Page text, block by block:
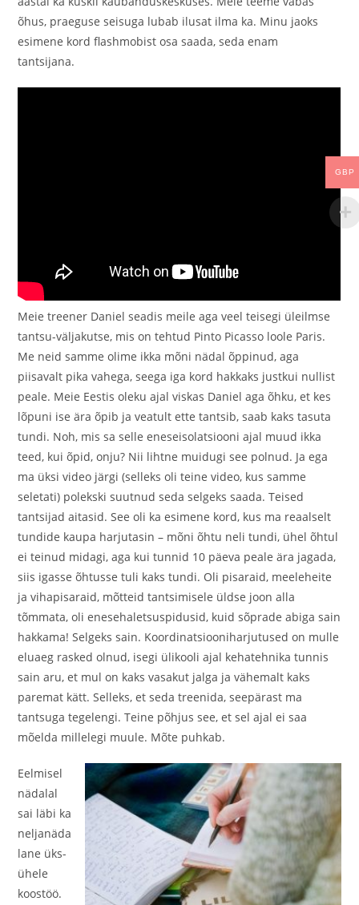
õhus, praeguse seisuga lubab ilusat ilma ka. Minu jaoks
esimene kord flashmobist osa saada, seda enam
tantsijana.
Meie treener Daniel seadis meile aga veel teisegi üleilmse
tantsu-väljakutse, mis on tehtud Pinto Picasso loole Paris.
Me neid samme olime ikka mõni nädal õppinud, aga
piisavalt pika vahega, seega iga kord hakkaks justkui nullist
peale. Meie Eestis oleku ajal viskas Daniel aga õhku, et kes
lõpuni ise ära õpib ja veatult ette tantsib, saab kaks tasuta
tundi. Noh, mis sa selle eneseisolatsiooni ajal muud ikka
teed, kui õpid, onju? Nii lihtne muidugi see polnud. Ja ega
ma üksi video järgi (selleks oli teine video, kus samme
seletati) polekski suutnud seda selgeks saada. Teised
tantsijad aitasid. See oli ka esimene kord, kus ma reaalselt
tundide kaupa harjutasin – mõni õhtu neli tundi, ühel õhtul
ei teinud midagi, aga kui tunnid 10 päeva peale ära jagada,
siis igasse õhtusse tuli kaks tundi. Oli pisaraid, meeleheite
ja vihapisaraid, mõtteid tantsimisele üldse joon alla
tõmmata, oli enesehaletsuspidusid, kuid sõprade abiga sain
hakkama! Selgeks sain. Koordinatsiooniharjutused on mulle
eluaeg rasked olnud, isegi ülikooli ajal kehatehnika tunnis
sain aru, et mul on kaks vasakut jalga ja vähemalt kaks
paremat kätt. Selleks, et seda treenida, seepärast ma
tantsuga tegelengi. Teine põhjus see, et sel ajal ei saa
mõelda millelegi muule. Mõte puhkab.
Eelmisel
nädalal
sai läbi ka
neljanäda
lane üks-
ühele
koostöö.
GBP